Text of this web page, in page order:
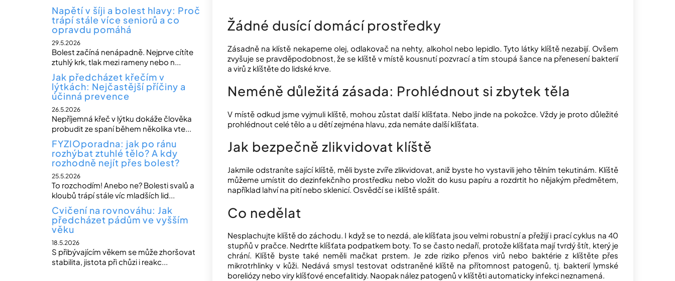
Napětí v šíji a bolest hlavy: Proč
trápí stále více seniorů a co
opravdu pomáhá
29.5.2026
Bolest začíná nenápadně. Nejprve cítíte
ztuhlý krk, tlak mezi rameny nebo n...
Jak předcházet křečím v
lýtkách: Nejčastější příčiny a
účinná prevence
26.5.2026
Nepříjemná křeč v lýtku dokáže člověka
probudit ze spaní během několika vte...
FYZIOporadna: jak po ránu
rozhýbat ztuhlé tělo? A kdy
rozhodně nejít přes bolest?
25.5.2026
To rozchodím! Anebo ne? Bolesti svalů a
kloubů trápí stále víc mladších lid...
Cvičení na rovnováhu: Jak
předcházet pádům ve vyšším
věku
18.5.2026
S přibývajícím věkem se může zhoršovat
stabilita, jistota při chůzi i reakc...
Žádné dusící domácí prostředky
Zásadně na klístě nekapeme olej, odlakovač na nehty, alkohol nebo lepidlo. Tyto látky klíště nezabijí. Ovšem
zvyšuje se pravděpodobnost, že se klíště v místě kousnutí pozvrací a tím stoupá šance na přenesení bakterií
a virů z klíštěte do lidské krve.
Neméně důležitá zásada: Prohlédnout si zbytek těla
V místě odkud jsme vyjmuli klíště, mohou zůstat další klíšťata. Nebo jinde na pokožce. Vždy je proto důležité
prohlédnout celé tělo a u dětí zejména hlavu, zda nemáte další klíšťata.
Jak bezpečně zlikvidovat klíště
Jakmile odstraníte sající klíště, měli byste zvíře zlikvidovat, aniž byste ho vystavili jeho tělním tekutinám. Klíště
můžeme umístit do dezinfekčního prostředku nebo vložit do kusu papíru a rozdrtit ho nějakým předmětem,
například lahví na pití nebo sklenicí. Osvědčí se i klíště spálit.
Co nedělat
Nesplachujte klíště do záchodu. I když se to nezdá, ale klíšťata jsou velmi robustní a přežijí i prací cyklus na 40
stupňů v pračce. Nedrťte klíšťata podpatkem boty. To se často nedaří, protože klíšťata mají tvrdý štít, který je
chrání. Klíště byste také neměli mačkat prstem. Je zde riziko přenos virů nebo baktérie z klíštěte přes
mikrotrhlinky v kůži. Nedává smysl testovat odstraněné klíště na přítomnost patogenů, tj. bakterií lymské
boreliózy nebo viry klíšťové encefalitidy. Naopak nález patogenů v klíštěti automaticky infekci neznamená.